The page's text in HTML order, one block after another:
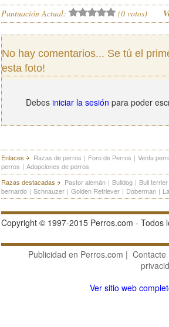
Puntuación Actual: (0 votos)
No hay comentarios... Se tú el
esta foto!
Debes iniciar la sesión para poder
Enlaces Razas de perros | Foro de Perros | Venta
perros | Adopciones de perros
Razas destacadas
Pastor alemán | Bulldog | Bull terrier
bernardo | Schnauzer | Golden Retriever | Doberman |
Copyright © 1997-2015 Perros.com - Todos
Publicidad en Perros.com | Contacte
Ver sitio web